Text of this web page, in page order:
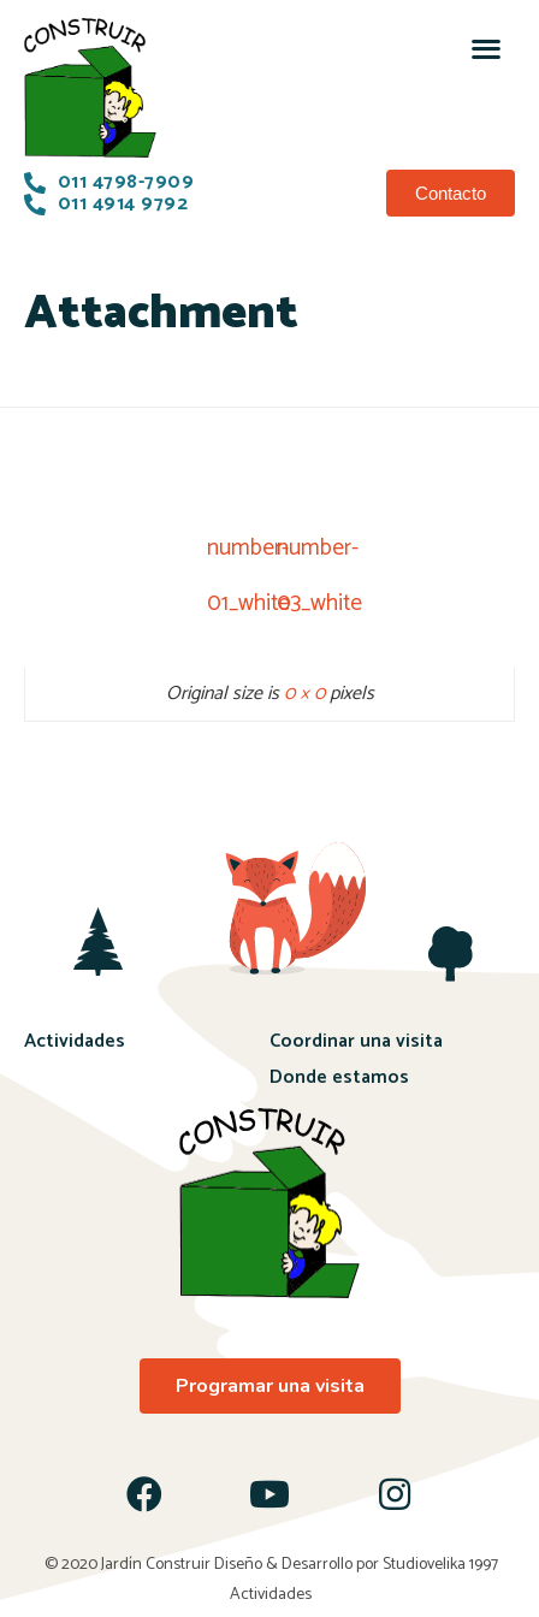
011 4798-7909
011 4914 9792 Contacto
Attachment
number-
01_white
number-
03_white
Original size is0 × 0pixels
Actividades
Coordinar una visita
Donde estamos
Programar una visita
© 2020 Jardín Construir Diseño & Desarrollo porStudiovelika 1997
Actividades